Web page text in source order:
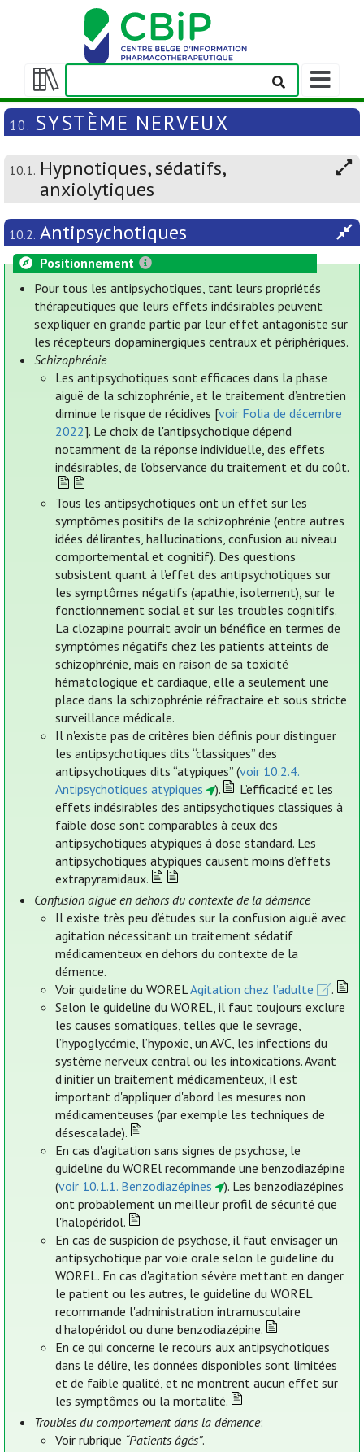
Afficher/masquer
la
table
matières
Afficher/
la
barre
navigation
10. SYSTÈME NERVEUX
10.1. Hypnotiques, sédatifs,
anxiolytiques
10.2. Antipsychotiques
Positionnement
Pour tous les antipsychotiques, tant leurs propriétés
thérapeutiques que leurs effets indésirables peuvent
s'expliquer en grande partie par leur effet antagoniste sur
les récepteurs dopaminergiques centraux et périphériques.
Schizophrénie
Les antipsychotiques sont efficaces dans la phase
aiguë de la schizophrénie, et le traitement d’entretien
diminue le risque de récidives [voir Folia de décembre
2022]. Le choix de l'antipsychotique dépend
notamment de la réponse individuelle, des effets
indésirables, de l’observance du traitement et du coût.
Tous les antipsychotiques ont un effet sur les
symptômes positifs de la schizophrénie (entre autres
idées délirantes, hallucinations, confusion au niveau
comportemental et cognitif). Des questions
subsistent quant à l’effet des antipsychotiques sur
les symptômes négatifs (apathie, isolement), sur le
fonctionnement social et sur les troubles cognitifs.
La clozapine pourrait avoir un bénéfice en termes de
symptômes négatifs chez les patients atteints de
schizophrénie, mais en raison de sa toxicité
hématologique et cardiaque, elle a seulement une
place dans la schizophrénie réfractaire et sous stricte
surveillance médicale.
Il n'existe pas de critères bien définis pour distinguer
les antipsychotiques dits “classiques” des
antipsychotiques dits “atypiques” (voir 10.2.4.
Antipsychotiques atypiques
).
L’efficacité et les
effets indésirables des antipsychotiques classiques à
faible dose sont comparables à ceux des
antipsychotiques atypiques à dose standard. Les
antipsychotiques atypiques causent moins d’effets
extrapyramidaux.
Confusion aiguë en dehors du contexte de la démence
Il existe très peu d’études sur la confusion aiguë avec
agitation nécessitant un traitement sédatif
médicamenteux en dehors du contexte de la
démence.
Voir guideline du WORELAgitation chez l’adulte
.
Selon le guideline du WOREL, il faut toujours exclure
les causes somatiques, telles que le sevrage,
l’hypoglycémie, l’hypoxie, un AVC, les infections du
système nerveux central ou les intoxications. Avant
d'initier un traitement médicamenteux, il est
important d'appliquer d'abord les mesures non
médicamenteuses (par exemple les techniques de
désescalade).
En cas d'agitation sans signes de psychose, le
guideline du WOREl recommande une benzodiazépine
(voir 10.1.1. Benzodiazépines
). Les benzodiazépines
ont probablement un meilleur profil de sécurité que
l'halopéridol.
En cas de suspicion de psychose, il faut envisager un
antipsychotique par voie orale selon le guideline du
WOREL. En cas d'agitation sévère mettant en danger
le patient ou les autres, le guideline du WOREL
recommande l'administration intramusculaire
d'halopéridol ou d'une benzodiazépine.
En ce qui concerne le recours aux antipsychotiques
dans le délire, les données disponibles sont limitées
et de faible qualité, et ne montrent aucun effet sur
les symptômes ou la mortalité.
Troubles du comportement dans la démence:
Voir rubrique “Patients âgés”.